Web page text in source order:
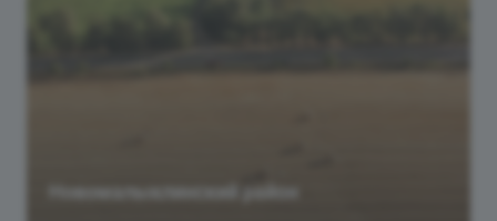
Новомалыклинский район